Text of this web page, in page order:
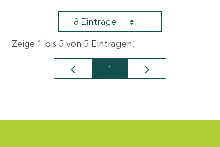
8 Einträge
Zeige 1 bis 5 von 5 Einträgen.
Seite
1